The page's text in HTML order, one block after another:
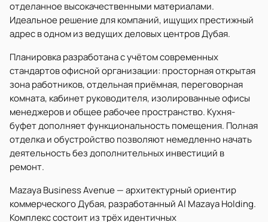
отделанное высокачественными материалами.
Идеальное решение для компаний, ищущих престижный
адрес в одном из ведущих деловых центров Дубая.
Планировка разработана с учётом современных
стандартов офисной организации: просторная открытая
зона работников, отдельная приёмная, переговорная
комната, кабинет руководителя, изолированные офисы
менеджеров и общее рабочее пространство. Кухня-
буфет дополняет функциональность помещения. Полная
отделка и обустройство позволяют немедленно начать
деятельность без дополнительных инвестиций в
ремонт.
Mazaya Business Avenue — архитектурный ориентир
коммерческого Дубая, разработанный Al Mazaya Holding.
Комплекс состоит из трёх идентичных